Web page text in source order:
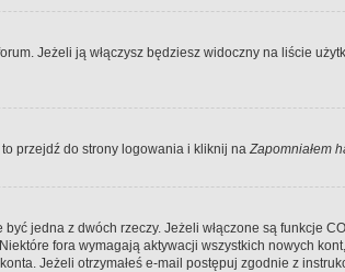
Jeżeli ją włączysz będziesz widoczny na liście
to przejdź do strony logowania i kliknij naZapomniałem
jedna z dwóch rzeczy. Jeżeli włączone są funkcje
fora wymagają aktywacji wszystkich nowych
Jeżeli otrzymałeś e-mail postępuj zgodnie z